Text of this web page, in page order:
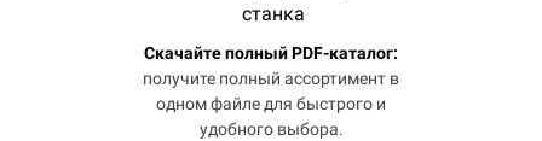
Скачайте полный PDF-каталог:
получите полный ассортимент в
одном файле для быстрого и
удобного выбора.